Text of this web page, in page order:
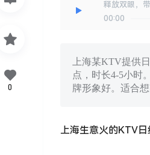
释放双眼，
00:00
上海某KTV提供
点，时长4-5小时
牌形象好。适合
上海生意火的KTV日
0